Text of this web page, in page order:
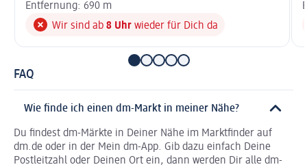
Entfernung: 690 m
Wir sind ab 8 Uhr wieder für Dich da
FAQ
Wie finde ich einen dm-Markt in meiner Nähe?
Du findest dm-Märkte in Deiner Nähe im Marktfinder auf
dm.de oder in der Mein dm-App. Gib dazu einfach Deine
Postleitzahl oder Deinen Ort ein, dann werden Dir alle dm-